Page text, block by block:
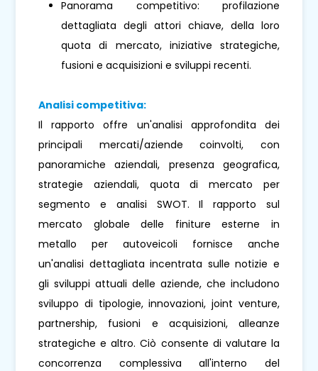
Panorama competitivo: profilazione
dettagliata degli attori chiave, della loro
quota di mercato, iniziative strategiche,
fusioni e acquisizioni e sviluppi recenti.
Analisi competitiva:
Il rapporto offre un'analisi approfondita dei
principali mercati/aziende coinvolti, con
panoramiche aziendali, presenza geografica,
strategie aziendali, quota di mercato per
segmento e analisi SWOT. Il rapporto sul
mercato globale delle finiture esterne in
metallo per autoveicoli fornisce anche
un'analisi dettagliata incentrata sulle notizie e
gli sviluppi attuali delle aziende, che includono
sviluppo di tipologie, innovazioni, joint venture,
partnership, fusioni e acquisizioni, alleanze
strategiche e altro. Ciò consente di valutare la
concorrenza complessiva all'interno del